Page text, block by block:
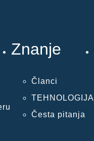
Znanje
Članci
TEHNOLOGIJA
Česta pitanja